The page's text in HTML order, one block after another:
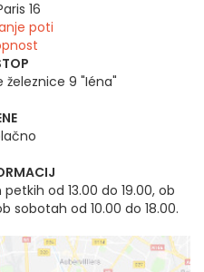
16
poti
9 "Iéna"
od 13.00 do 19.00, ob
sobotah od 10.00 do 18.00.